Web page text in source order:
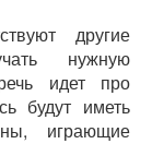
другие
нужную
идет про
будут иметь
играющие